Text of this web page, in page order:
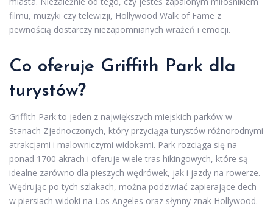
filmu, muzyki czy telewizji, Hollywood Walk of Fame z
pewnością dostarczy niezapomnianych wrażeń i emocji.
Co oferuje Griffith Park dla
turystów?
Griffith Park to jeden z największych miejskich parków w
Stanach Zjednoczonych, który przyciąga turystów różnorodnymi
atrakcjami i malowniczymi widokami. Park rozciąga się na
ponad 1700 akrach i oferuje wiele tras hikingowych, które są
idealne zarówno dla pieszych wędrówek, jak i jazdy na rowerze.
Wędrując po tych szlakach, można podziwiać zapierające dech
w piersiach widoki na Los Angeles oraz słynny znak Hollywood.